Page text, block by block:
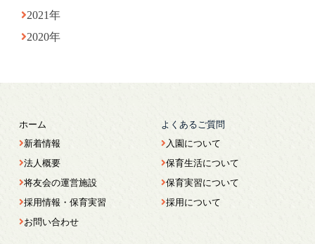
2021年
2020年
ホーム
新着情報
法人概要
将友会の運営施設
採用情報・保育実習
お問い合わせ
よくあるご質問
入園について
保育生活について
保育実習について
採用について